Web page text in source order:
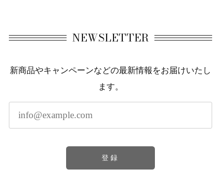
NEWSLETTER
新商品やキャンペーンなどの最新情報をお届けいたし
ます。
登録